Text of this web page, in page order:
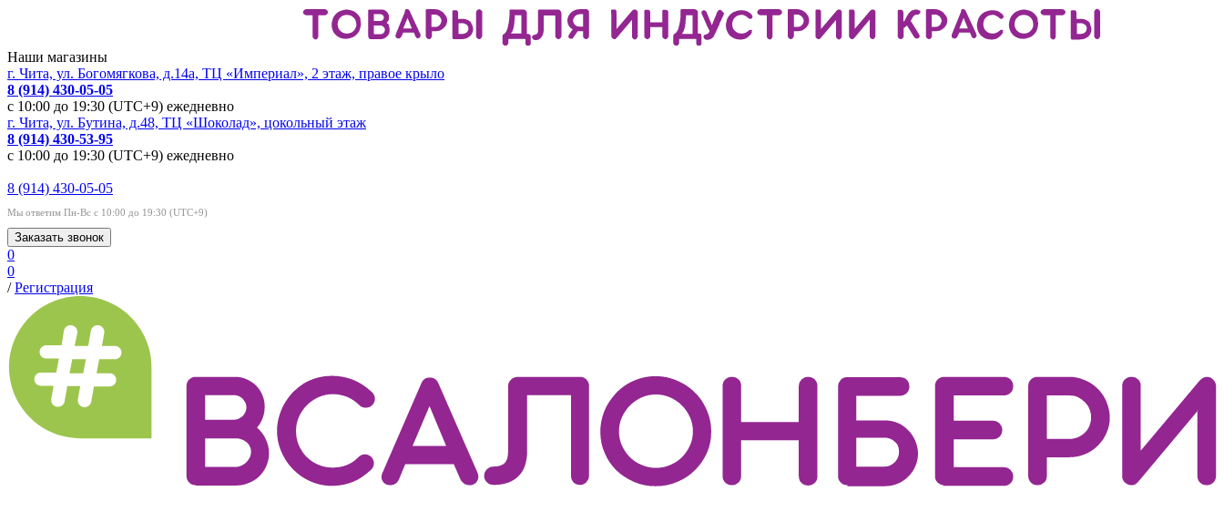
Наши магазины
г. Чита, ул. Богомягкова, д.14а, ТЦ «Империал», 2 этаж, правое крыло
8 (914) 430-05-05
с 10:00 до 19:30 (UTC+9) ежедневно
г. Чита, ул. Бутина, д.48, ТЦ «Шоколад», цокольный этаж
8 (914) 430-53-95
с 10:00 до 19:30 (UTC+9) ежедневно
8 (914) 430-05-05
Мы ответим Пн-Вс с 10:00 до 19:30 (UTC+9)
Заказать звонок
0
0
/ Регистрация